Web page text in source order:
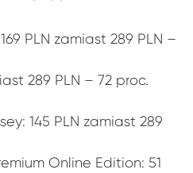
PLN zamiast 289 PLN –
289 PLN – 72 proc.
145 PLN zamiast 289
Online Edition: 51